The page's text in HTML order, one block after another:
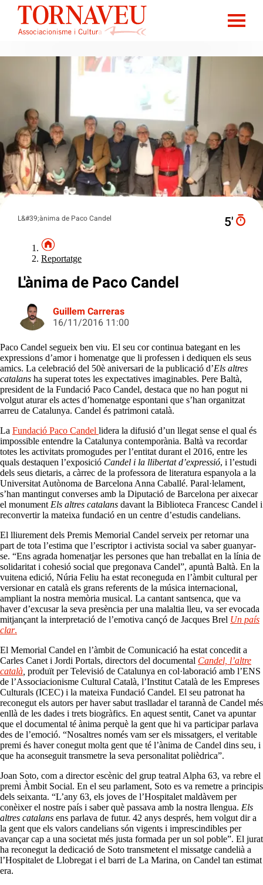
L&#39;ànima de Paco Candel 5′
Reportatge
L'ànima de Paco Candel
Guillem Carreras
16/11/2016 11:00
Paco Candel segueix ben viu. El seu cor continua bategant en les
expressions d’amor i homenatge que li professen i dediquen els seus
amics. La celebració del 50è aniversari de la publicació d’Els altres
catalans ha superat totes les expectatives imaginables. Pere Baltà,
president de la Fundació Paco Candel, destaca que no han pogut ni
volgut aturar els actes d’homenatge espontani que s’han organitzat
arreu de Catalunya. Candel és patrimoni català.
La Fundació Paco Candel lidera la difusió d’un llegat sense el qual és
impossible entendre la Catalunya contemporània. Baltà va recordar
totes les activitats promogudes per l’entitat durant el 2016, entre les
quals destaquen l’exposició Candel i la llibertat d’expressió, i l’estudi
dels seus dietaris, a càrrec de la professora de literatura espanyola a la
Universitat Autònoma de Barcelona Anna Caballé. Paral·lelament,
s’han mantingut converses amb la Diputació de Barcelona per aixecar
el monumentEls altres catalans davant la Biblioteca Francesc Candel i
reconvertir la mateixa fundació en un centre d’estudis candelians.
El lliurement dels Premis Memorial Candel serveix per retornar una
part de tota l’estima que l’escriptor i activista social va saber guanyar-
se. “Ens agrada homenatjar les persones que han treballat en la línia de
solidaritat i cohesió social que pregonava Candel”, apuntà Baltà. En la
vuitena edició, Núria Feliu ha estat reconeguda en l’àmbit cultural per
versionar en català els grans referents de la música internacional,
ampliant la nostra memòria musical. La cantant santsenca, que va
haver d’excusar la seva presència per una malaltia lleu, va ser evocada
mitjançant la interpretació de l’emotiva cançó de Jacques Brel Un país
clar.
El Memorial Candel en l’àmbit de Comunicació ha estat concedit a
Carles Canet i Jordi Portals, directors del documental Candel, l’altre
català, produït per Televisió de Catalunya en col·laboració amb l’ENS
de l’Associacionisme Cultural Català, l’Institut Català de les Empreses
Culturals (ICEC) i la mateixa Fundació Candel. El seu patronat ha
reconegut els autors per haver sabut traslladar el tarannà de Candel més
enllà de les dades i trets biogràfics. En aquest sentit, Canet va apuntar
que el documental té ànima perquè la gent que hi va participar parlava
des de l’emoció. “Nosaltres només vam ser els missatgers, el veritable
premi és haver conegut molta gent que té l’ànima de Candel dins seu, i
que ha aconseguit transmetre la seva personalitat polièdrica”.
Joan Soto, com a director escènic del grup teatral Alpha 63, va rebre el
premi Àmbit Social. En el seu parlament, Soto es va remetre a principis
dels seixanta. “L’any 63, els joves de l’Hospitalet maldàvem per
conèixer el nostre país i saber què passava amb la nostra llengua. Els
altres catalans ens parlava de futur. 42 anys després, hem volgut dir a
la gent que els valors candelians són vigents i imprescindibles per
avançar cap a una societat més justa formada per un sol poble”. El jurat
ha reconegut la dedicació de Soto transmetent el missatge candelià a
l’Hospitalet de Llobregat i el barri de La Marina, on Candel tan estimat
era.